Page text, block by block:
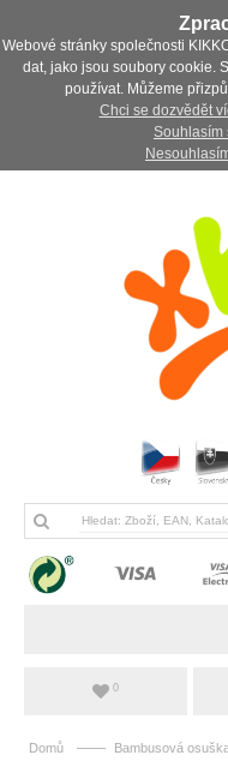
Webové stránky společnosti
dat, jako jsou soubory cookie.
používat. Můžeme
Chci se dozvědět
Souhlasím
0
Domů —— Bambusová